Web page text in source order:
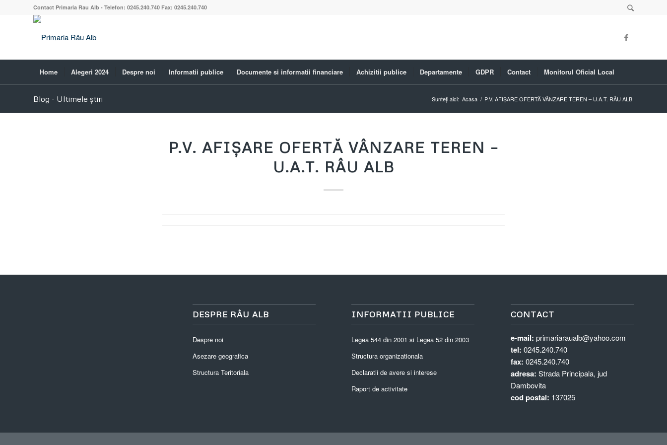
Contact Primaria Rau Alb - Telefon: 0245.240.740 Fax: 0245.240.740
Home Alegeri 2024 Despre noi Informatii publice Documente si informatii financiare Achizitii publice Departamente GDPR Contact Monitorul Oficial Local
Blog - Ultimele știri Sunteți aici: Acasa / P.V. AFIȘARE OFERTĂ VÂNZARE TEREN – U.A.T. RÂU ALB
P.V. AFIȘARE OFERTĂ VÂNZARE TEREN –
U.A.T. RÂU ALB
DESPRE RÂU ALB
Despre noi
Asezare geografica
Structura Teritoriala
INFORMATII PUBLICE
Legea 544 din 2001 si Legea 52 din 2003
Structura organizationala
Declaratii de avere si interese
Raport de activitate
CONTACT
e-mail: primariaraualb@yahoo.com
tel: 0245.240.740
fax: 0245.240.740
adresa: Strada Principala, jud
Dambovita
cod postal: 137025